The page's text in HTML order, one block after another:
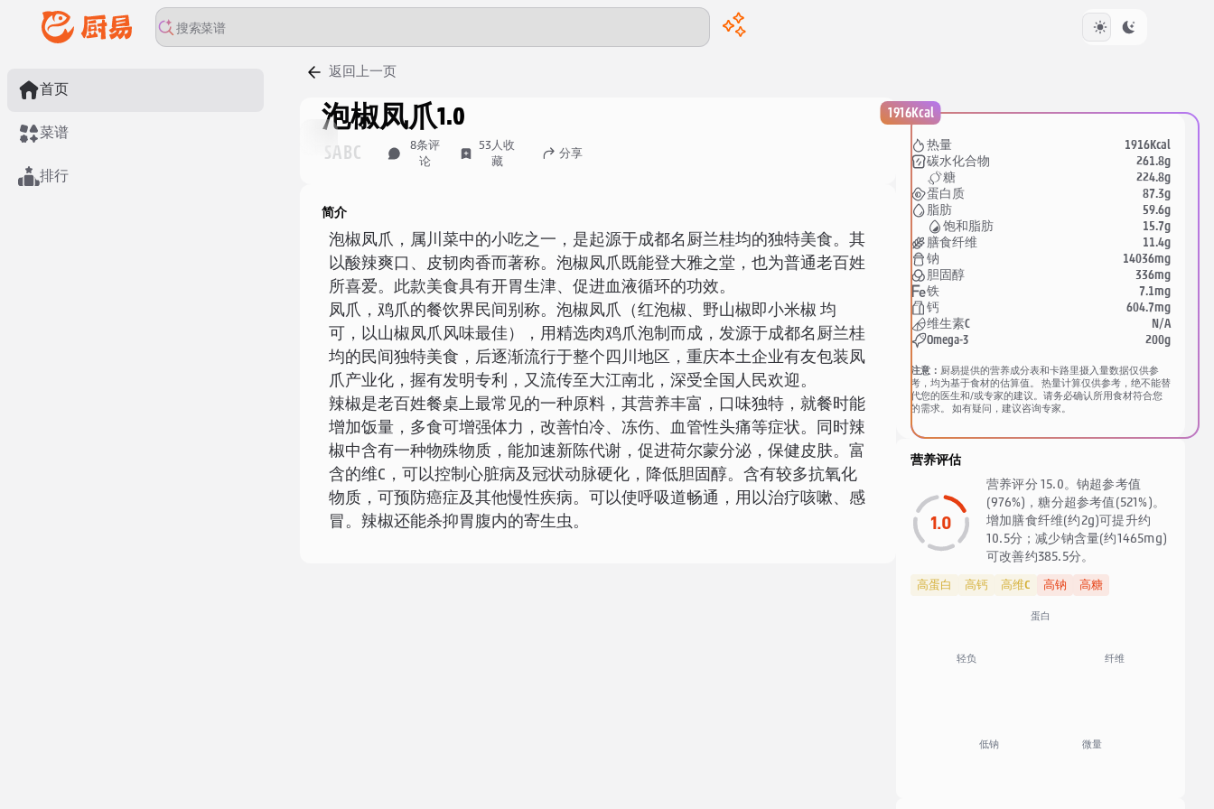
首页
菜谱
排行
返回上一页
泡椒凤爪1.0
SA BC 8条评
论
53 人收
藏
分享
简介
泡椒凤爪 ，属川菜中的小吃之一，是起源于成都名厨兰桂均的独特美食。其
以酸辣爽口、皮韧肉香而著称。泡椒凤爪既能登大雅之堂，也为普通老百姓
所喜爱。此款美食具有开胃生津、促进血液循环的功效。
凤爪，鸡爪的餐饮界民间别称。泡椒凤爪（红泡椒、野山椒即小米椒 均
可，以山椒凤爪风味最佳），用精选肉鸡爪泡制而成，发源于成都名厨兰桂
均的民间独特美食，后逐渐流行于整个四川地区，重庆本土企业有友包装凤
爪产业化，握有发明专利，又流传至大江南北，深受全国人民欢迎。
辣椒是老百姓餐桌上最常见的一种原料，其营养丰富，口味独特，就餐时能
增加饭量，多食可增强体力，改善怕冷、冻伤、血管性头痛等症状。同时辣
椒中含有一种物殊物质，能加速新陈代谢，促进荷尔蒙分泌，保健皮肤。富
含的维C，可以控制心脏病及冠状动脉硬化，降低胆固醇。含有较多抗氧化
物质，可预防癌症及其他慢性疾病。可以使呼吸道畅通，用以治疗咳嗽、感
冒。辣椒还能杀抑胃腹内的寄生虫。
1916Kcal
热量 1916Kcal
碳水化合物 261.8g
糖 224.8g
蛋白质 87.3g
脂肪 59.6g
饱和脂肪 15.7g
膳食纤维 11.4g
钠 14036mg
胆固醇 336mg
铁 7.1mg
钙 604.7mg
维生素C N/A
Omega-3 200g
注意： 厨易提供的营养成分表和卡路里摄入量数据仅供参
考，均为基于食材的估算值。 热量计算仅供参考，绝不能替
代您的医生和/或专家的建议。请务必确认所用食材符合您
的需求。 如有疑问，建议咨询专家。
营养评估
1.0
营养评分 15.0。钠超参考值
(976%)，糖分超参考值(521%)。
增加膳食纤维(约2g)可提升约
10.5分；减少钠含量(约1465mg)
可改善约385.5分。
高蛋白 高钙 高维C 高钠 高糖
蛋白
纤维
微量
低钠
轻负